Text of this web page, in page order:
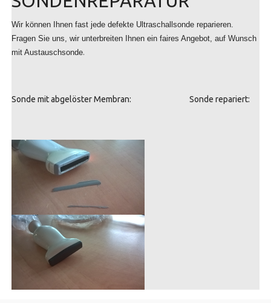
Wir können Ihnen fast jede defekte Ultraschallsonde reparieren.
Fragen Sie uns, wir unterbreiten Ihnen ein faires Angebot, auf Wunsch
mit Austauschsonde.
Sonde mit abgelöster Membran: Sonde repariert: